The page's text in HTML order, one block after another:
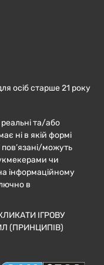
осіб старше 21 року
та/або
ні в якій формі
можуть
чи
інформаційному
в
ІГРОВУ
(ПРИНЦИПІВ)